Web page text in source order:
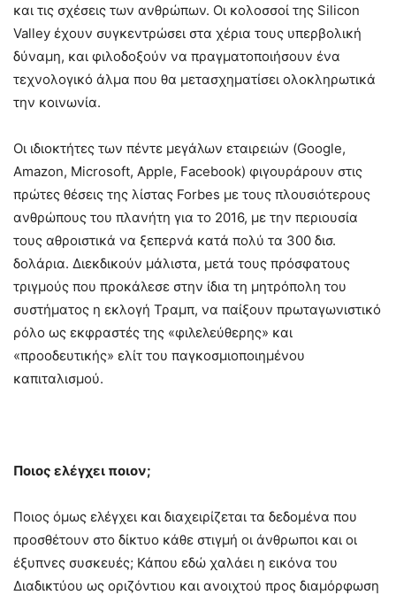
και τις σχέσεις των ανθρώπων. Οι κολοσσοί της Silicon
Valley έχουν συγκεντρώσει στα χέρια τους υπερβολική
δύναμη, και φιλοδοξούν να πραγματοποιήσουν ένα
τεχνολογικό άλμα που θα μετασχηματίσει ολοκληρωτικά
την κοινωνία.
Οι ιδιοκτήτες των πέντε μεγάλων εταιρειών (Google,
Amazon, Microsoft, Apple, Facebook) φιγουράρουν στις
πρώτες θέσεις της λίστας Forbes με τους πλουσιότερους
ανθρώπους του πλανήτη για το 2016, με την περιουσία
τους αθροιστικά να ξεπερνά κατά πολύ τα 300 δισ.
δολάρια. Διεκδικούν μάλιστα, μετά τους πρόσφατους
τριγμούς που προκάλεσε στην ίδια τη μητρόπολη του
συστήματος η εκλογή Τραμπ, να παίξουν πρωταγωνιστικό
ρόλο ως εκφραστές της «φιλελεύθερης» και
«προοδευτικής» ελίτ του παγκοσμιοποιημένου
καπιταλισμού.
Ποιος ελέγχει ποιον;
Ποιος όμως ελέγχει και διαχειρίζεται τα δεδομένα που
προσθέτουν στο δίκτυο κάθε στιγμή οι άνθρωποι και οι
έξυπνες συσκευές; Κάπου εδώ χαλάει η εικόνα του
Διαδικτύου ως οριζόντιου και ανοιχτού προς διαμόρφωση